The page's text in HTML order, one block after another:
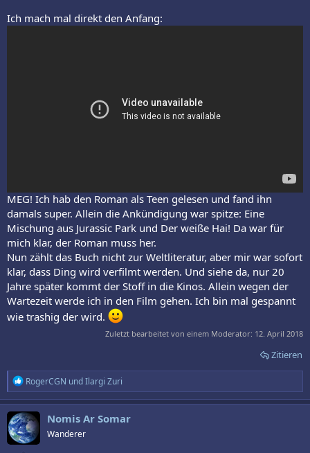
Ich mach mal direkt den Anfang:
MEG! Ich hab den Roman als Teen gelesen und fand ihn
damals super. Allein die Ankündigung war spitze: Eine
Mischung aus Jurassic Park und Der weiße Hai! Da war für
mich klar, der Roman muss her.
Nun zählt das Buch nicht zur Weltliteratur, aber mir war sofort
klar, dass Ding wird verfilmt werden. Und siehe da, nur 20
Jahre später kommt der Stoff in die Kinos. Allein wegen der
Wartezeit werde ich in den Film gehen. Ich bin mal gespannt
wie trashig der wird.
Zuletzt bearbeitet von einem Moderator: 12. April 2018
Zitieren
R
e
a
k
t
i
o
RogerCGN undIlargi Zuri
Nomis Ar Somar
Wanderer